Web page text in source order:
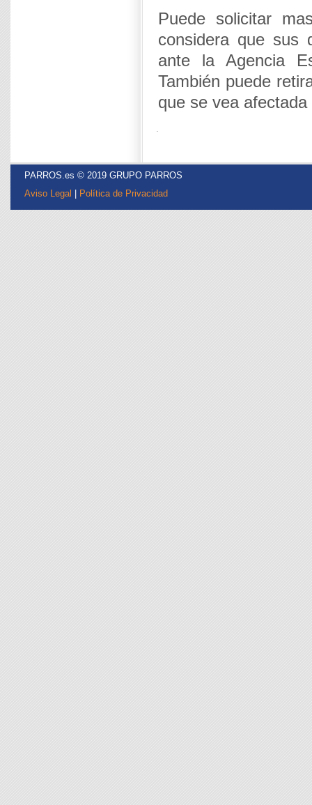
Puede solicitar
considera que sus
ante la Agencia
También puede
que se vea
PARROS.es © 2019 GRUPO PARROS
Aviso Legal
Política de Privacidad